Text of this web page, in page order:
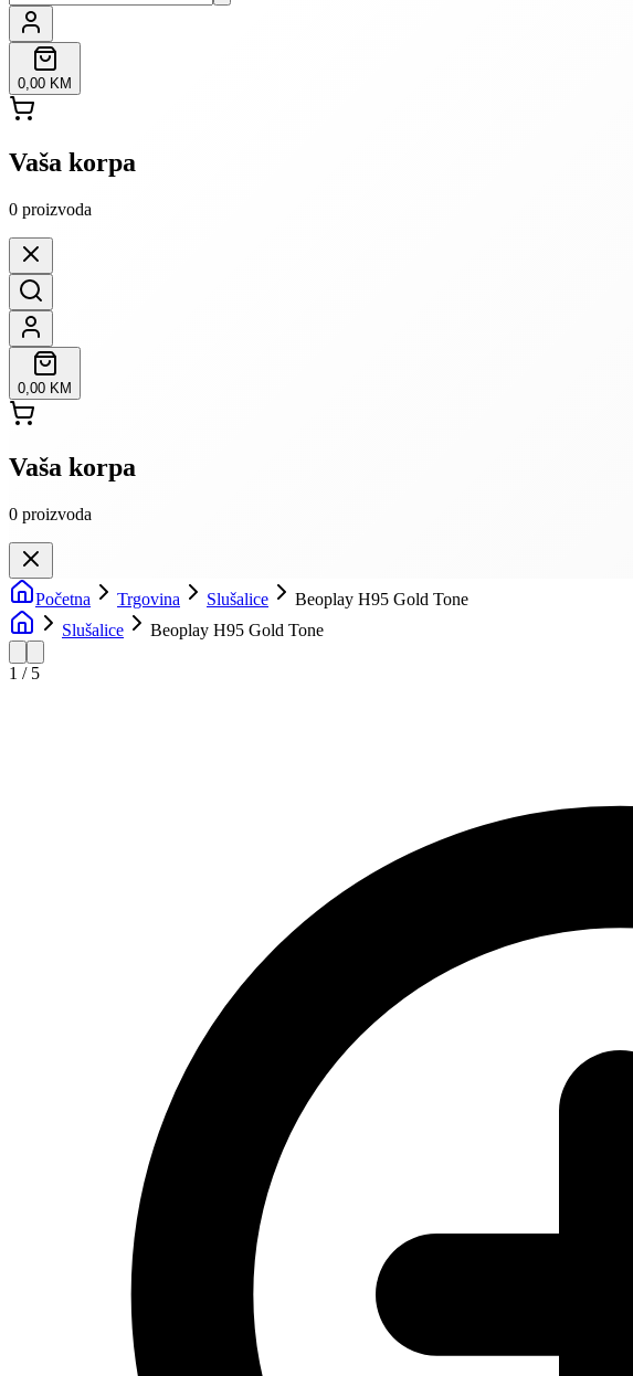
0,00 KM
Vaša korpa
0 proizvoda
0,00 KM
Vaša korpa
0 proizvoda
Početna Trgovina Slušalice
Beoplay H95 Gold Tone
Slušalice
Beoplay H95 Gold Tone
1 / 5